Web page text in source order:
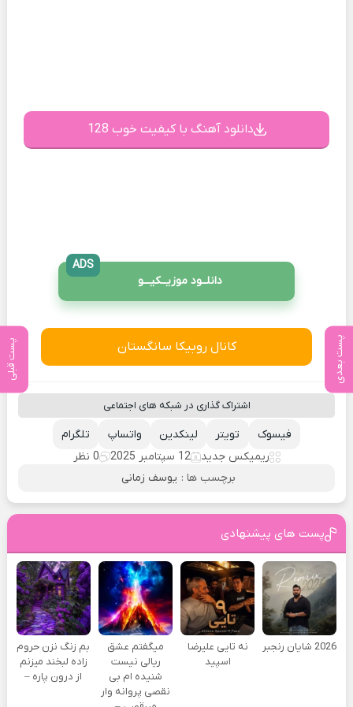
پست بعدی پست قبلی
دانلود آهنگ با کیفیت خوب 128
دانلــود موزیــکیـــو
ADS
کانال روبیکا سانگستان
اشتراک گذاری در شبکه های اجتماعی
تلگرام واتساپ لینکدین تویتر
فیسوک
ریمیکس جدید
12 سپتامبر 2025
0 نظر
برچسب ها : یوسف زمانی
پست های پیشنهادی
2026 شایان رنجبر
نه تایی علیرضا
اسپید
میگفتم عشق
ریالی نیست
شنیده ام بی
نقصی پروانه وار
بم زنگ نزن حروم
زاده لبخند میزنم
از درون پاره –